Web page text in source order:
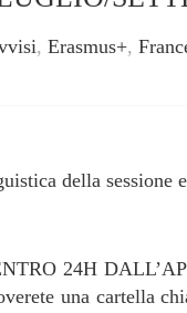
, Erasmus+,
della sessione
24H
una cartella